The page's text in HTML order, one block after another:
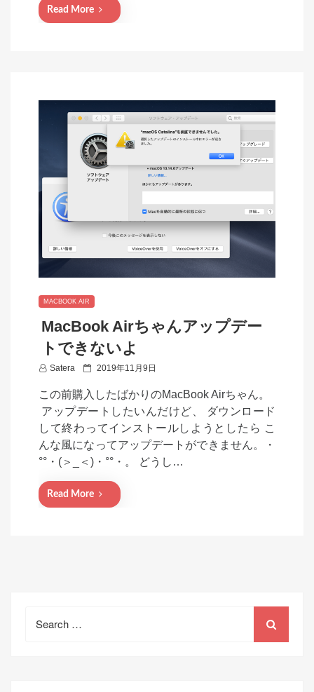
Read More
MACBOOK AIR
MacBook Airちゃんアップデー
トできないよ
Satera
P
s
e
d
o
2019年11月9日
この前購入したばかりのMacBook Airちゃん。
アップデートしたいんだけど、 ダウンロード
して終わってインストールしようとしたら こ
んな風になってアップデートができません。・
°°・(＞_＜)・°°・。 どうし…
Read More
for: